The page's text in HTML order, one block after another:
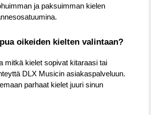
ja paksuimman kielen
oikeiden kielten valintaan?
mitkä kielet sopivat kitaraasi tai
DLX Musicin asiakaspalveluun.
parhaat kielet juuri sinun